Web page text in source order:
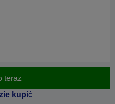
teraz
kupić